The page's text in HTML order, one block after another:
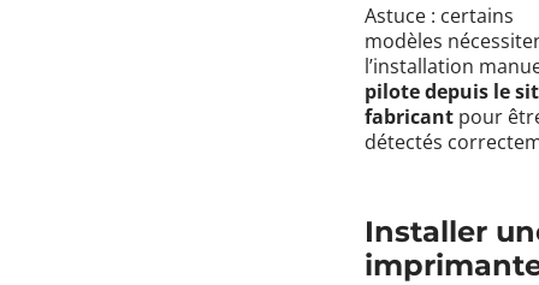
Astuce : certains
modèles
l’installation
pilote depuis le
fabricant pour
détectés
Installer